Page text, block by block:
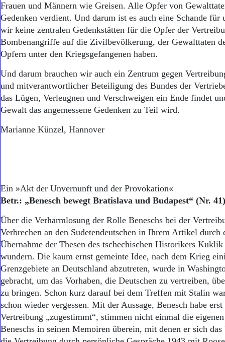
Frauen und Männern wie Greisen. Alle Opfer von
Gedenken verdient. Und darum ist es auch eine Schande für
wir keine zentralen Gedenkstätten für die Opfer der
Bombenangriffe auf die Zivilbevölkerung, der Gewalttaten
Opfern unter den Kriegsgefangenen haben.
Und darum brauchen wir auch ein Zentrum gegen
und mitverantwortlicher Beteiligung des Bundes der
das Lügen, Verleugnen und Verschweigen ein Ende findet
Gewalt das angemessene Gedenken zu Teil wird.
Marianne Künzel, Hannover
Ein »Akt der Unvernunft und der Provokation«
Betr.: „Benesch bewegt Bratislava und Budapest“ (Nr. 41)
Über die Verharmlosung der Rolle Beneschs bei der
Verbrechen an den Sudetendeutschen in Ihrem Artikel durch
Übernahme der Thesen des tschechischen Historikers
wundern. Die kaum ernst gemeinte Idee, nach dem Krieg
Grenzgebiete an Deutschland abzutreten, wurde in
gebracht, um das Vorhaben, die Deutschen zu vertreiben,
zu bringen. Schon kurz darauf bei dem Treffen mit Stalin
schon wieder vergessen. Mit der Aussage, Benesch habe
Vertreibung „zugestimmt“, stimmen nicht einmal die
Beneschs in seinen Memoiren überein, mit denen er sich